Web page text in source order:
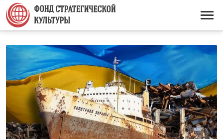
Перейти
основному
содержанию
Основная